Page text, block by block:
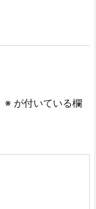
※ が付いている欄